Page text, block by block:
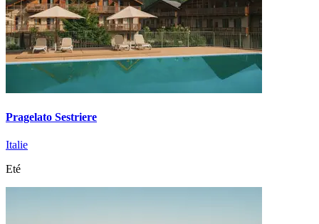
Pragelato Sestriere
Italie
Eté